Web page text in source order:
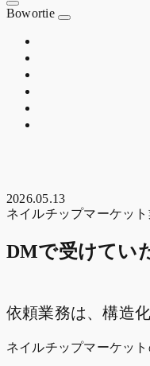
Bowortie
2026.05.13
ネイルチップマーケット
DMで受けてい
依頼業務は、構造
ネイルチップマーケッ